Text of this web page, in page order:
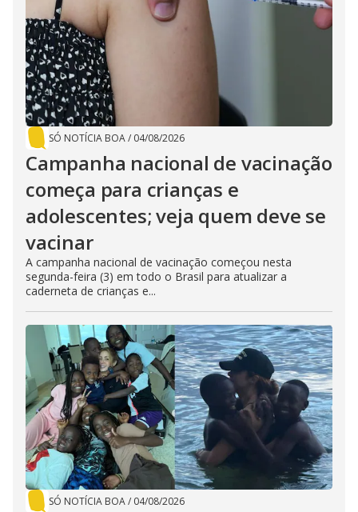
SÓ NOTÍCIA BOA/ 04/08/2026
Campanha nacional de vacinação
começa para crianças e
adolescentes; veja quem deve se
vacinar
A campanha nacional de vacinação começou nesta
segunda-feira (3) em todo o Brasil para atualizar a
caderneta de crianças e...
SÓ NOTÍCIA BOA/ 04/08/2026